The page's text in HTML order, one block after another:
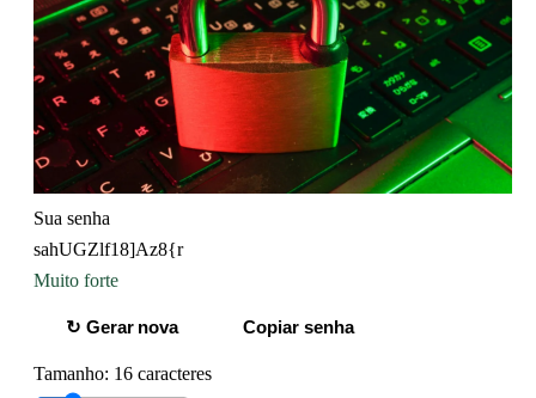
Sua senha
sahUGZlf18]Az8{r
Muito forte
↻ Gerar nova Copiar senha
Tamanho: 16 caracteres